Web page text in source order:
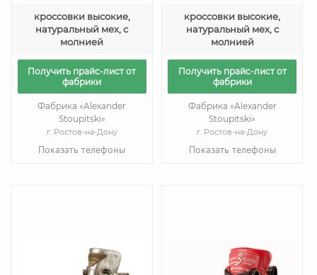
кроссовки высокие,
натуральный мех, с
молнией
Получить прайс-лист от
фабрики
Фабрика «Alexander
Stoupitski»
г. Ростов-на-Дону
Показать телефоны
кроссовки высокие,
натуральный мех, с
молнией
Получить прайс-лист от
фабрики
Фабрика «Alexander
Stoupitski»
г. Ростов-на-Дону
Показать телефоны